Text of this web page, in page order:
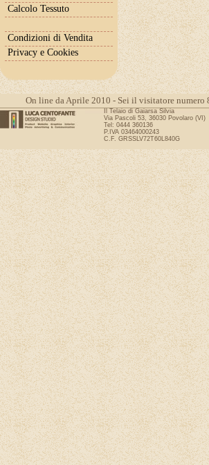
Calcolo Tessuto
Condizioni di Vendita
Privacy e Cookies
On line da Aprile 2010 - Sei il visitatore numero
Il Telaio di Gaiarsa Silvia
Via Pascoli 53, 36030 Povolaro (VI)
Tel: 0444 360136
P.IVA 03464000243
C.F. GRSSLV72T60L840G